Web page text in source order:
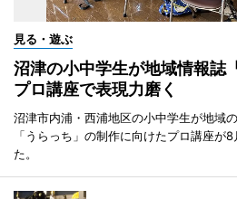
見る・遊ぶ
沼津の小中学生が地域情報誌
プロ講座で表現力磨く
沼津市内浦・西浦地区の小中学生が地域
「うらっち」の制作に向けたプロ講座が
た。